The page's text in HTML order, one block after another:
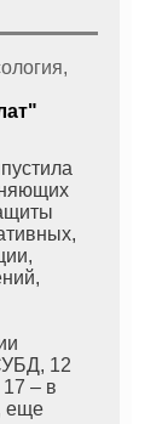
12
– в
еще